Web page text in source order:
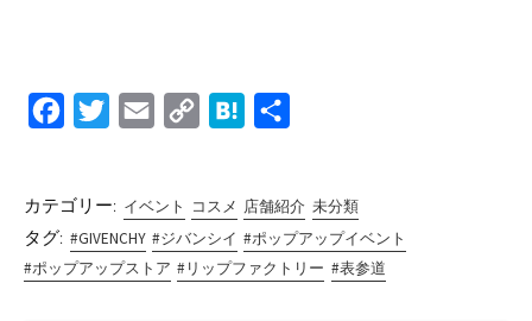
e
b
o
t
t
e
i
l
y
L
i
e
n
a
カテゴリー: イベント コスメ 店舗紹介 未分類
タグ: #GIVENCHY #ジバンシイ #ポップアップイベント
#ポップアップストア #リップファクトリー #表参道